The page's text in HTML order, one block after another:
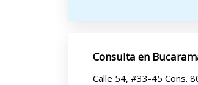
Consulta en
Calle 54, #33-45 Cons.